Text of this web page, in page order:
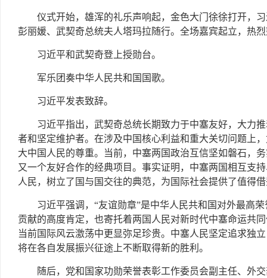
仪式开始，雄浑的礼乐声响起，金色大门徐徐打开，
彭丽媛、武契奇总统夫人塔玛拉随行。全场嘉宾起立，热
习近平和武契奇登上授勋台。
军乐团奏中华人民共和国国歌。
习近平发表致辞。
习近平指出，武契奇总统长期致力于中塞友好，大力
者和坚定维护者。在涉及中国核心利益和重大关切问题上
大中国人民的尊重。当前，中塞两国政治互信坚如磐石，
又一个友好合作的经典项目。事实证明，中塞两国相互支
人民，树立了国与国交往的典范，为国际社会提供了值得
习近平强调，“友谊勋章”是中华人民共和国对外最高
贡献的高度肯定，也寄托着两国人民对新时代中塞命运共
当前国际风云激荡中更显弥足珍贵。中塞人民坚定追求独
将在各自发展振兴征途上不断取得新的胜利。
随后，党和国家功勋荣誉表彰工作委员会副主任、外